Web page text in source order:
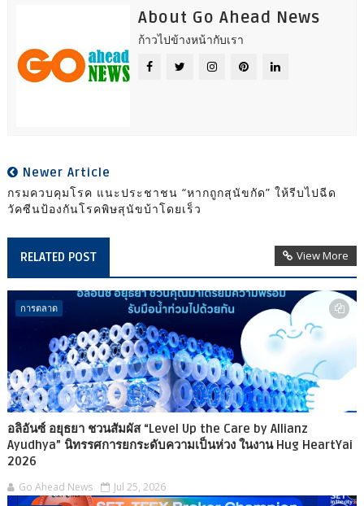
About Go Ahead News
ก้าวไปข้างหน้ากับเรา
Newer Article
กรมควบคุมโรค แนะประชาชน “หากถูกสุนัขกัด” ให้รีบไปฉีด
วัคซีนป้องกันโรคพิษสุนัขบ้าโดยเร็ว
RELATED POST View More
การตลาด
อลิอันซ์ อยุธยา ชวนสัมผัส “Level Up the Care by Allianz
Ayudhya” นิทรรศการยกระดับความเป็นห่วง ในงาน Hug HeartYai
2026
Go Ahead News Jul 25, 2026